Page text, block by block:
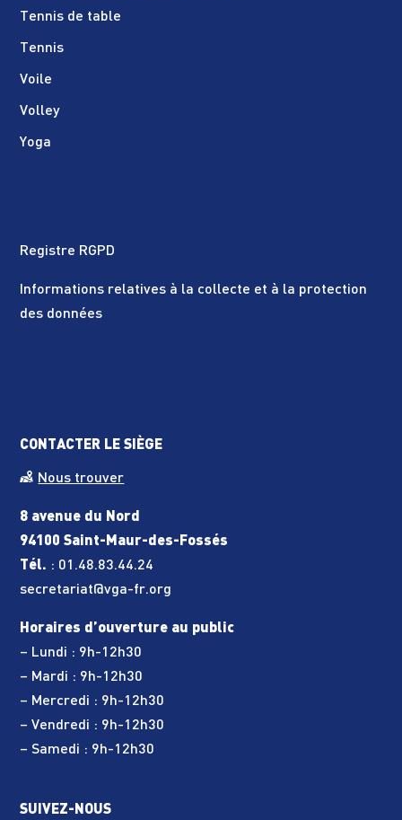
Tennis de table
Tennis
Voile
Volley
Yoga
Registre RGPD
Informations relatives à la collecte et à la protection
des données
CONTACTER LE SIÈGE
Nous trouver
8 avenue du Nord
94100 Saint-Maur-des-Fossés
Tél. : 01.48.83.44.24
secretariat@vga-fr.org
Horaires d’ouverture au public
– Lundi : 9h-12h30
– Mardi : 9h-12h30
– Mercredi : 9h-12h30
– Vendredi : 9h-12h30
– Samedi : 9h-12h30
SUIVEZ-NOUS